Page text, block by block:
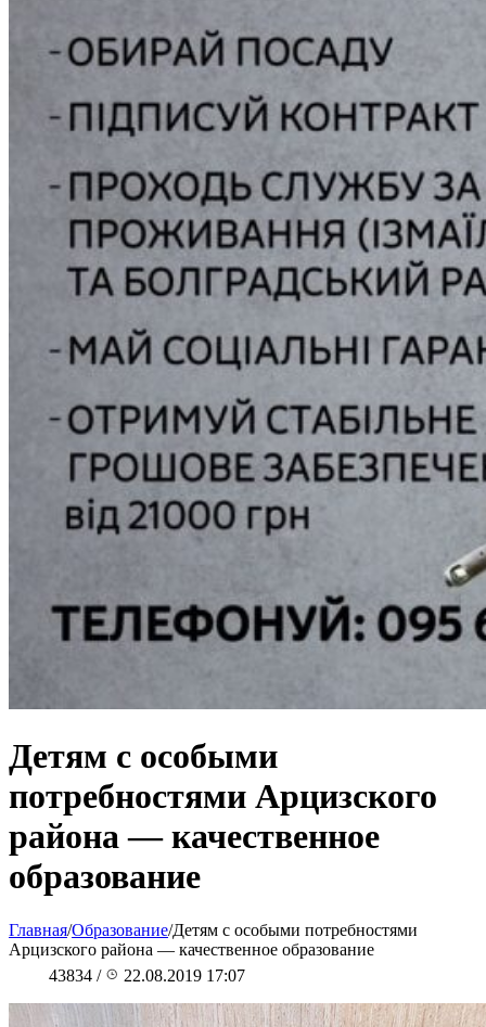
Детям с особыми
потребностями Арцизского
района — качественное
образование
Главная/Образование/Детям с особыми потребностями
Арцизского района — качественное образование
43834 / 22.08.2019 17:07